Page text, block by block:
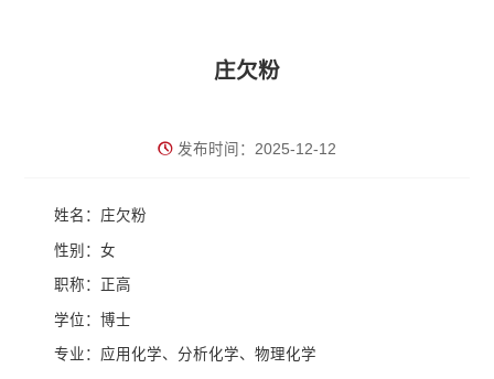
庄欠粉
发布时间：2025-12-12
姓名：庄欠粉
性别：女
职称：正高
学位：博士
专业：应用化学、分析化学、物理化学